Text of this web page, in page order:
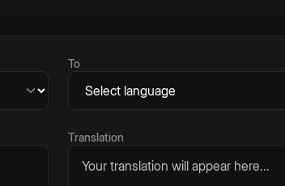
To
Translation
Your translation will appear here...